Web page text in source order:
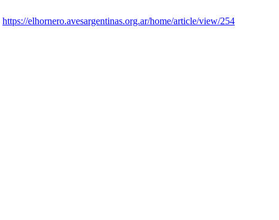
https://elhornero.avesargentinas.org.ar/home/article/view/254